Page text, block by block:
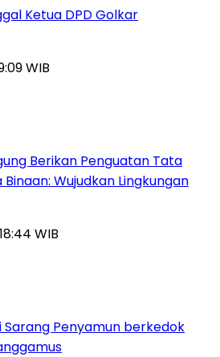
Ketua DPD Golkar
WIB
Berikan Penguatan Tata
Wujudkan Lingkungan
WIB
Sarang Penyamun berkedok